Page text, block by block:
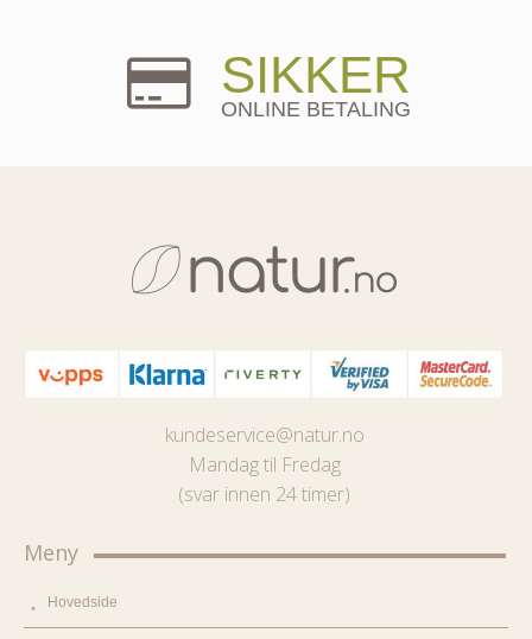
SIKKER
ONLINE BETALING
kundeservice@natur.no
Mandag til Fredag
(svar innen 24 timer)
Meny
Hovedside